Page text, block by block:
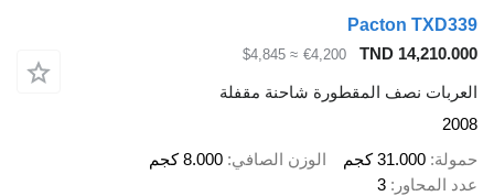
Pacton
TND
€4,200
≈ $4,845
نصف المقطورة شاحنة مقفلة
كجم الوزن الصافي 8.000 كجم
3